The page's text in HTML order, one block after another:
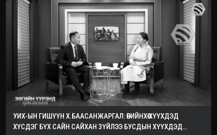
УИХ-ЫН ГИШҮҮН Х.БААСАНЖАРГАЛ: ӨӨРИЙНХӨӨ ХҮҮХДЭД
ХҮСДЭГ БҮХ САЙН САЙХАН ЗҮЙЛЭЭ БУСДЫН ХҮҮХДЭД